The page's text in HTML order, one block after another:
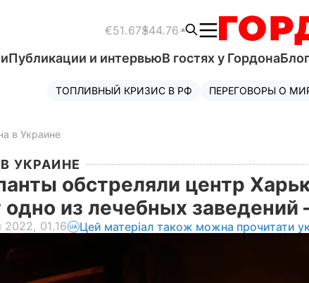
€51.67$44.76
Публикации и интервьюВ гостях у Гордона
ТОПЛИВНЫЙ КРИЗИС В РФ ПЕРЕГОВОРЫ О
в Украине
УКРАИНЕ
обстреляли центр
одно из лечебных заведений
2022, 01.16 Цей матеріал також можна прочитати